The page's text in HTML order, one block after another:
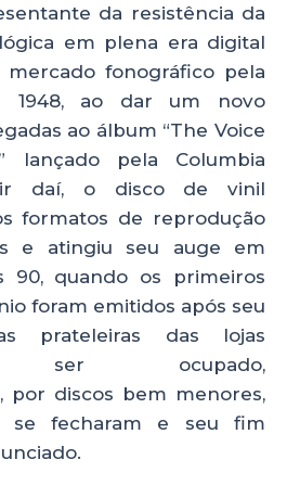
a
re
da resistência da
em plena era digital
fonográfico pela
1948, ao dar um novo
ao álbum “The Voice
lançado pela Columbia
daí, o disco de vinil
formatos de reprodução
e atingiu seu auge em
90, quando os primeiros
foram emitidos após seu
prateleiras das lojas
ser ocupado,
por discos bem menores,
se fecharam e seu fim